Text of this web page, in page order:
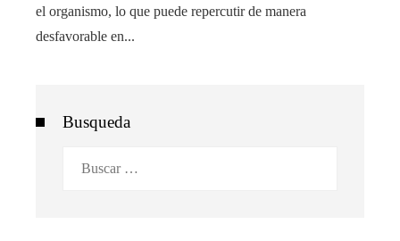
el organismo, lo que puede repercutir de manera
desfavorable en...
Busqueda